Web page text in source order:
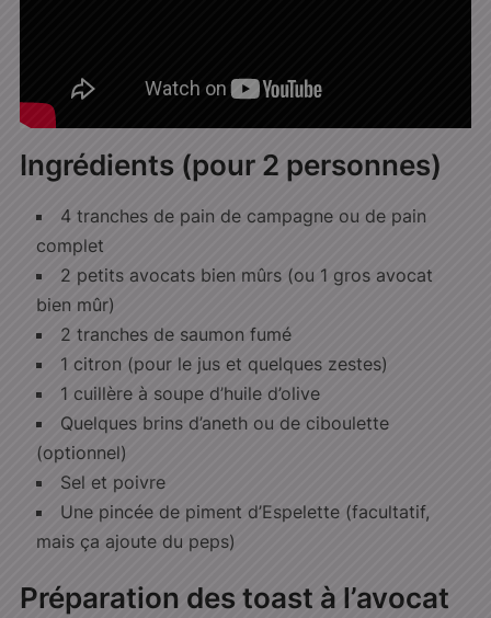
Ingrédients (pour 2 personnes)
4 tranches de pain de campagne ou de pain
complet
2 petits avocats bien mûrs (ou 1 gros avocat
bien mûr)
2 tranches de saumon fumé
1 citron (pour le jus et quelques zestes)
1 cuillère à soupe d’huile d’olive
Quelques brins d’aneth ou de ciboulette
(optionnel)
Sel et poivre
Une pincée de piment d’Espelette (facultatif,
mais ça ajoute du peps)
Préparation des toast à l’avocat